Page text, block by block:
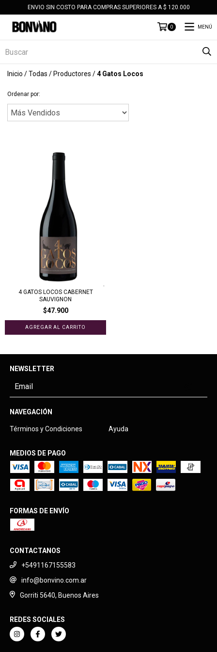
ENVIO SIN COSTO PARA COMPRAS SUPERIORES A $ 120.000
0 MENÚ
Inicio /Todas / Productores /4 Gatos Locos
Ordenar por:
4 GATOS LOCOS CABERNET
SAUVIGNON
$47.900
NEWSLETTER
NAVEGACIÓN
Términos y Condiciones Ayuda
MEDIOS DE PAGO
FORMAS DE ENVÍO
CONTACTANOS
+5491167155583
info@bonvino.com.ar
Gorriti 5640, Buenos Aires
REDES SOCIALES